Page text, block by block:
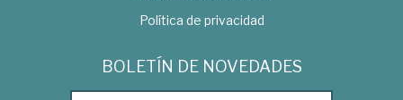
Política de privacidad
BOLETÍN DE NOVEDADES